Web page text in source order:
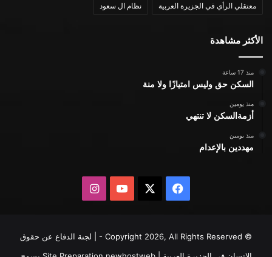
معتقلي الرأي في الجزيرة العربية نظام ال سعود
الأكثر مشاهدة
منذ 17 ساعة
السكن حق وليس امتيازًا ولا منة
منذ يومين
أزمةالسكن لا تنتهي
منذ يومين
مهددين بالإعدام
فيسبوك يوتيوبانستقرام
© Copyright 2026, All Rights Reserved - | لجنة الدفاع عن حقوق